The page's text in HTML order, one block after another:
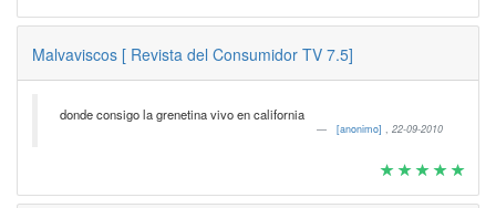
Malvaviscos [ Revista del Consumidor TV 7.5]
donde consigo la grenetina vivo en california
[anonimo] , 22-09-2010